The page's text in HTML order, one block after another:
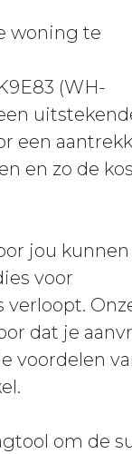
woning te
(WH-
een
en zo de
jou kunnen
voor
dat je
voordelen
om de